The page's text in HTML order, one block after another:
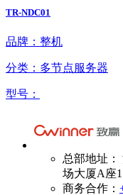
TR-NDC01
品牌：整机
分类：多节点服务器
型号：
总部地址
场大厦A座
商务合作：